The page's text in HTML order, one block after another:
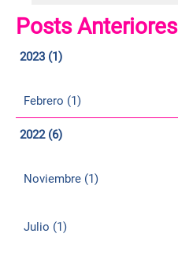
Posts Anteriores
2023 (1)
Febrero (1)
2022 (6)
Noviembre (1)
Julio (1)